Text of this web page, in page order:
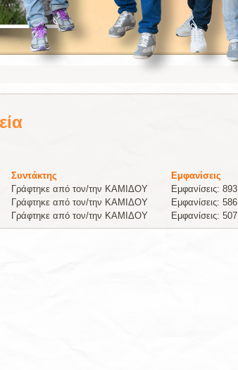
Συντάκτης
Εμφανίσεις
Γράφτηκε από τον/την ΚΑΜΙΔΟΥ
Εμφανίσεις: 893
Γράφτηκε από τον/την ΚΑΜΙΔΟΥ
Εμφανίσεις: 586
Γράφτηκε από τον/την ΚΑΜΙΔΟΥ Εμφανίσεις: 507